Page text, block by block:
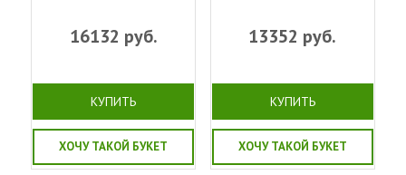
16132 руб.
КУПИТЬ
ХОЧУ ТАКОЙ БУКЕТ
13352 руб.
КУПИТЬ
ХОЧУ ТАКОЙ БУКЕТ